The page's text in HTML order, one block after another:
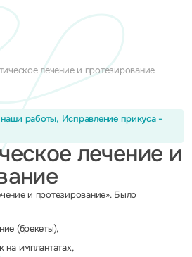
лечение и протезирование
работы, Исправление прикуса -
лечение и
и протезирование». Было
(брекеты),
на имплантатах,